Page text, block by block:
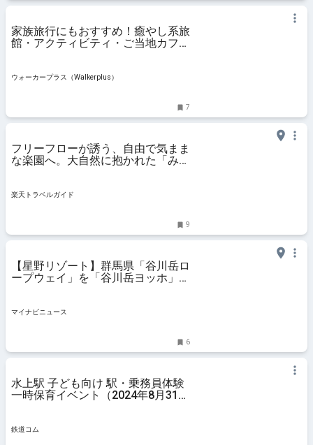
家族旅行にもおすすめ！癒やし系旅
館・アクティビティ・ご当地カフェ
ウォーカープラス（Walkerplus）
7
フリーフローが誘う、自由で気まま
な楽園へ。大自然に抱かれた「みな
楽天トラベルガイド
9
【星野リゾート】群馬県「谷川岳ロ
ープウェイ」を「谷川岳ヨッホ」に
マイナビニュース
6
水上駅 子ども向け 駅・乗務員体験
一時保育イベント（2024年8月31
鉄道コム